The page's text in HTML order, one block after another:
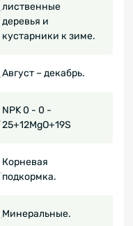
лиственные
деревья и
кустарники к зиме.
Август – декабрь.
NPK 0 - 0 -
25+12MgO+19S
Корневая
подкормка.
Минеральные.